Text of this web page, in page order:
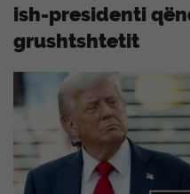
ish-presidenti
grushtshtetit